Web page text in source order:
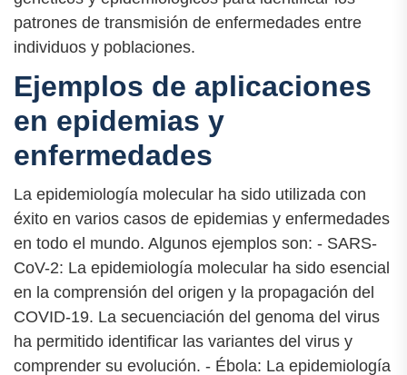
patrones de transmisión de enfermedades entre
individuos y poblaciones.
Ejemplos de aplicaciones
en epidemias y
enfermedades
La epidemiología molecular ha sido utilizada con
éxito en varios casos de epidemias y enfermedades
en todo el mundo. Algunos ejemplos son: - SARS-
CoV-2: La epidemiología molecular ha sido esencial
en la comprensión del origen y la propagación del
COVID-19. La secuenciación del genoma del virus
ha permitido identificar las variantes del virus y
comprender su evolución. - Ébola: La epidemiología